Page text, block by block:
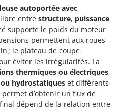
autoportée avec
entre structure, puissance
supporte le poids du moteur
permettent aux roues
; le plateau de coupe
éviter les irrégularités. La
thermiques ou électriques,
hydrostatiques et différents
permet d’obtenir un flux de
dépend de la relation entre